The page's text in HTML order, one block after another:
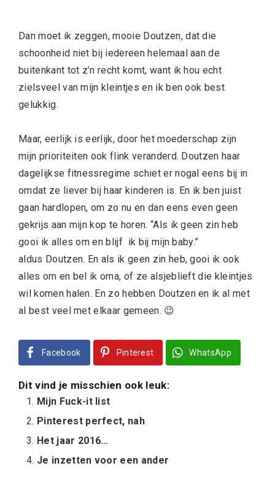
Dan moet ik zeggen, mooie Doutzen, dat die
schoonheid niet bij iedereen helemaal aan de
buitenkant tot z’n recht komt, want ik hou echt
zielsveel van mijn kleintjes en ik ben ook best
gelukkig.
Maar, eerlijk is eerlijk, door het moederschap zijn
mijn prioriteiten ook flink veranderd. Doutzen haar
dagelijkse fitnessregime schiet er nogal eens bij in
omdat ze liever bij haar kinderen is. En ik ben juist
gaan hardlopen, om zo nu en dan eens even geen
gekrijs aan mijn kop te horen. “Als ik geen zin heb
gooi ik alles om en blijf ik bij mijn baby.”
aldus Doutzen. En als ik geen zin heb, gooi ik ook
alles om en bel ik oma, of ze alsjeblieft die kleintjes
wil komen halen. En zo hebben Doutzen en ik al met
al best veel met elkaar gemeen. 😉
Facebook Pinterest WhatsApp
Dit vind je misschien ook leuk:
Mijn Fuck-it list
Pinterest perfect, nah
Het jaar 2016…
Je inzetten voor een ander